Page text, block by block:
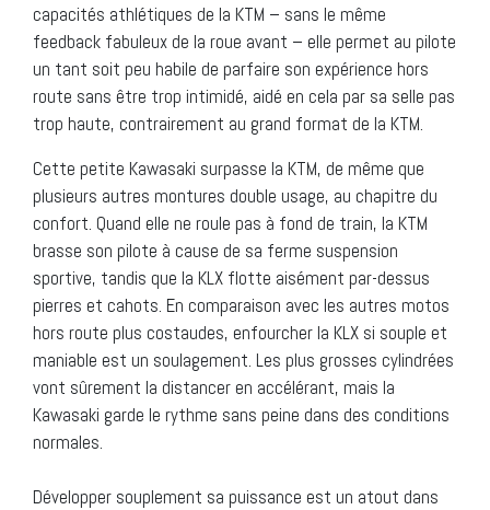
capacités athlétiques de la KTM – sans le même
feedback fabuleux de la roue avant – elle permet au pilote
un tant soit peu habile de parfaire son expérience hors
route sans être trop intimidé, aidé en cela par sa selle pas
trop haute, contrairement au grand format de la KTM.
Cette petite Kawasaki surpasse la KTM, de même que
plusieurs autres montures double usage, au chapitre du
confort. Quand elle ne roule pas à fond de train, la KTM
brasse son pilote à cause de sa ferme suspension
sportive, tandis que la KLX flotte aisément par-dessus
pierres et cahots. En comparaison avec les autres motos
hors route plus costaudes, enfourcher la KLX si souple et
maniable est un soulagement. Les plus grosses cylindrées
vont sûrement la distancer en accélérant, mais la
Kawasaki garde le rythme sans peine dans des conditions
normales.
Développer souplement sa puissance est un atout dans